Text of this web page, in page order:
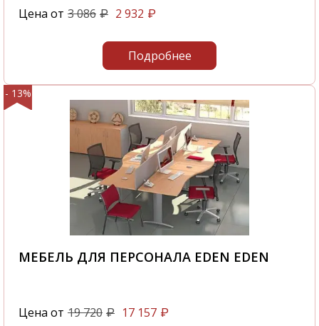
Цена от 3 086 ₽ 2 932 ₽
Подробнее
- 13%
МЕБЕЛЬ ДЛЯ ПЕРСОНАЛА EDEN EDEN
Цена от 19 720 ₽ 17 157 ₽